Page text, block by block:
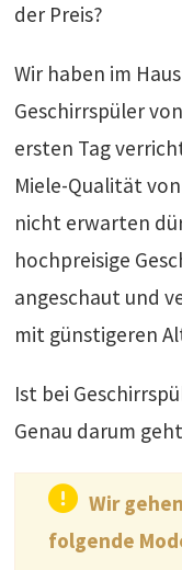
der Preis?
Wir haben im
Geschirrspüler
ersten Tag
Miele-Qualität
nicht erwarten
hochpreisige
angeschaut und
mit günstigeren
Ist bei
Genau darum
Wir
folgende